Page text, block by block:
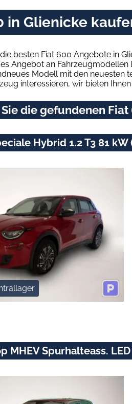
in Glienicke
besten Fiat 600 Angebote in
Angebot an Fahrzeugmodellen
Modell mit den neuesten
interessieren, wir bieten
die gefundenen
Hybrid 1.2 T3 81 kW
MHEV Spurhalteass.